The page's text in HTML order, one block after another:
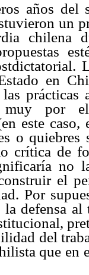
años
un
chilena
en
prácticas
muy por
este
o
crítica de
no
el
Por
la defensa
del
que en